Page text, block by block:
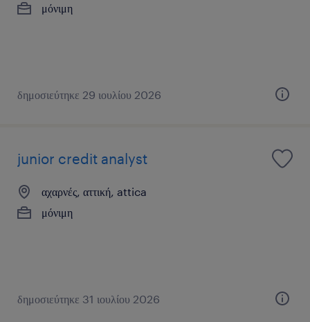
μόνιμη
δημοσιεύτηκε 29 ιουλίου 2026
junior credit analyst
αχαρνές, αττική, attica
μόνιμη
δημοσιεύτηκε 31 ιουλίου 2026